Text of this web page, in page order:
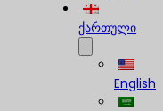
ქართული
English